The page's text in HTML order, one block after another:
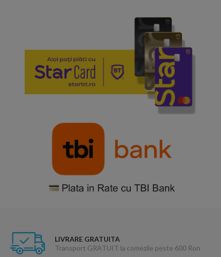
LIVRARE GRATUITA
Transport GRATUIT la comezile peste 600 Ron